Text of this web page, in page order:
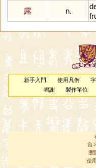
露
n.
新手入門 使用凡例
鳴謝
製作單位
自
瀏
使